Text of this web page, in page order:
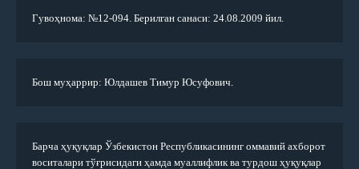
Гувоҳнома: №12-094. Берилган санаси: 24.08.2009 йил.
Бош муҳаррир: Юлдашев Тимур Юсуфович.
Барча ҳуқуқлар Ўзбекистон Республикасининг оммавий ахборот
воситалари тўғрисидаги ҳамда муаллифлик ва турдош ҳуқуқлар